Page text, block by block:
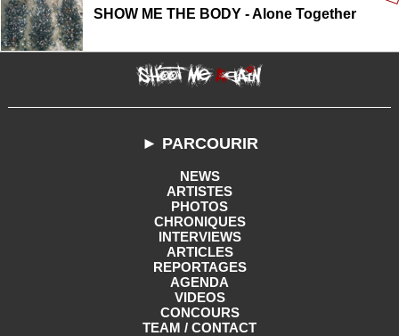
SHOW ME THE BODY - Alone Together
► PARCOURIR
NEWS
ARTISTES
PHOTOS
CHRONIQUES
INTERVIEWS
ARTICLES
REPORTAGES
AGENDA
VIDEOS
CONCOURS
TEAM / CONTACT